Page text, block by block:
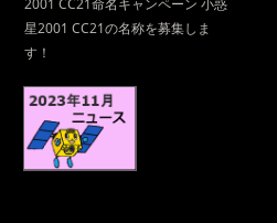
2001 CC21命名キャンペーン 小惑
星2001 CC21の名称を募集しま
す！